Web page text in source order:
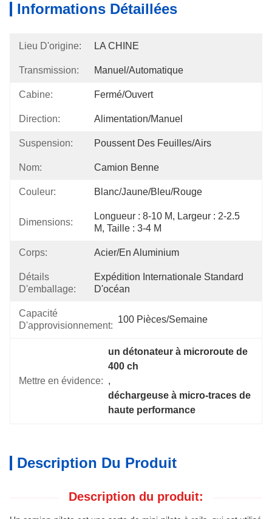
Informations Détaillées
Lieu D'origine: LA CHINE
Transmission: Manuel/automatique
Cabine: Fermé/ouvert
Direction: Alimentation/Manuel
Suspension: Poussent Des Feuilles/airs
Nom: Camion Benne
Couleur: Blanc/jaune/bleu/rouge
Dimensions:
Longueur : 8-10 M, Largeur : 2-2.5
M, Taille : 3-4 M
Corps: Acier/en Aluminium
Détails
D'emballage:
Expédition Internationale Standard
D'océan
Capacité
D'approvisionnement:
100 Pièces/semaine
Mettre en évidence:
un détonateur à microroute de
400 ch
,
déchargeuse à micro-traces de
haute performance
Description Du Produit
Description du produit: